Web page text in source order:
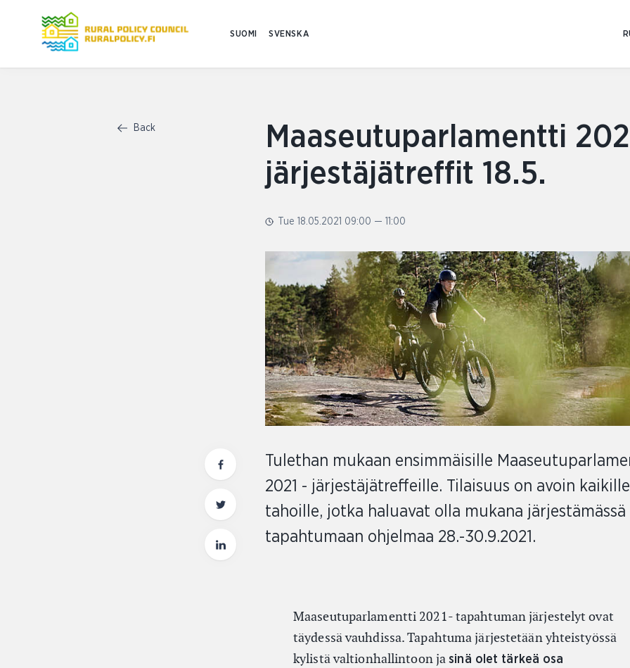
SUOMI SVENSKA
Back
Maaseutuparlamentti
järjestäjätreffit 18.5.
Tue 18.05.2021 09:00 — 11:00
Tulethan mukaan ensimmäisille
2021 - järjestäjätreffeille. Tilaisuus on avoin kaikille
tahoille, jotka haluavat olla mukana järjestämässä
tapahtumaan ohjelmaa 28.-30.9.2021.
Maaseutuparlamentti 2021- tapahtuman järjestelyt ovat
täydessä vauhdissa. Tapahtuma järjestetään yhteistyössä
kylistä valtionhallintoon jasinä olet tärkeä osa